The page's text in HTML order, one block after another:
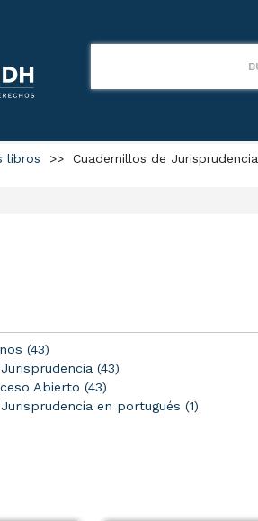
libros >> Cuadernillos de Jurisprudencia
(43)
(43)
Abierto (43)
en portugués (1)